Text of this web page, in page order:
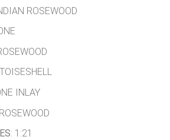
ROSEWOOD
INLAY
: 1:21